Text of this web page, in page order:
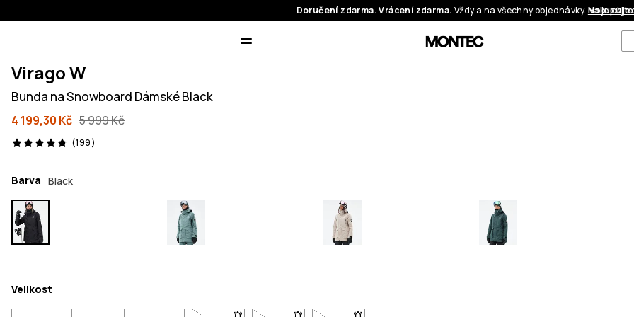
Doručení zdarma. Vrácení zdarma. Vždy a na všechny objednávky. Moje
Virago W
Bunda na Snowboard Dámské Black
4 199,30 Kč 5 999 Kč
(199)
199 recenze, 4.8/5
Barva Black
Velikost